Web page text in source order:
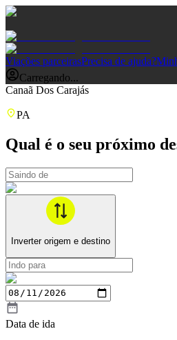
Viações parceirasPrecisa de ajuda?
Carregando...
Canaã Dos Carajás
PA
Qual é o seu próximo
Inverter origem e destino
Data de ida